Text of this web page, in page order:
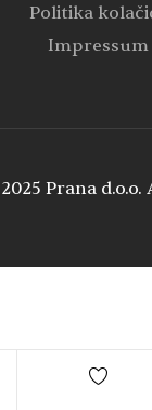
Politika
Impressum
Prana